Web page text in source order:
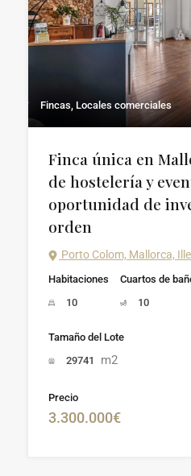
Fincas, Locales comerciales
Finca única en
de hostelería y
oportunidad de
orden
Porto Colom, Mallorca,
Habitaciones
10
Cuartos de
10
Tamaño del Lote
29741
m2
Precio
3.300.000€